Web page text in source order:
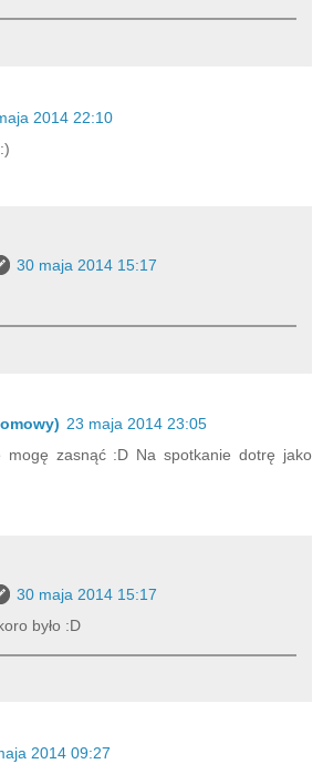
2014 22:10
30 maja 2014 15:17
23 maja 2014 23:05
mogę zasnąć :D Na spotkanie dotrę jako
30 maja 2014 15:17
było :D
2014 09:27